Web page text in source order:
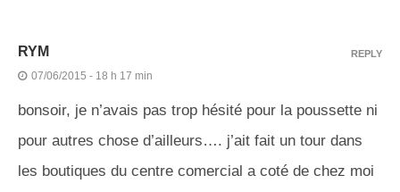
RYM
07/06/2015 - 18 h 17 min
bonsoir, je n’avais pas trop hésité pour la poussette ni
pour autres chose d’ailleurs…. j’ait fait un tour dans
les boutiques du centre comercial a coté de chez moi
REPLY